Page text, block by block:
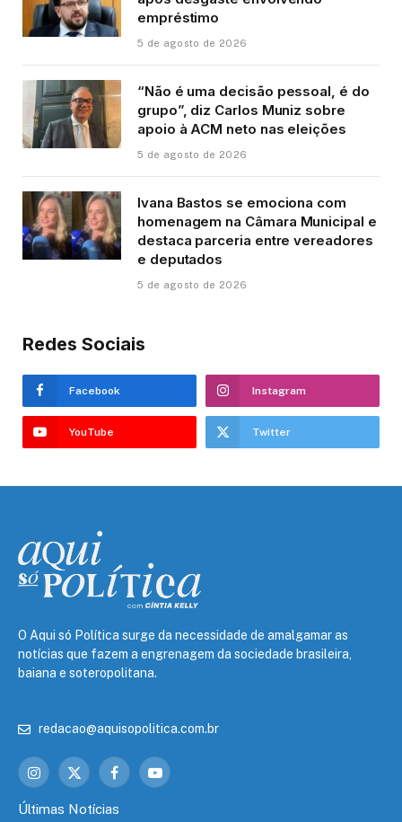
empréstimo
5 de agosto de 2026
“Não é uma decisão pessoal, é do
grupo”, diz Carlos Muniz sobre
apoio à ACM neto nas eleições
5 de agosto de 2026
Ivana Bastos se emociona com
homenagem na Câmara Municipal e
destaca parceria entre vereadores
e deputados
5 de agosto de 2026
Redes Sociais
Facebook Instagram
YouTube Twitter
O Aqui só Política surge da necessidade de amalgamar as
notícias que fazem a engrenagem da sociedade brasileira,
baiana e soteropolitana.
redacao@aquisopolitica.com.br
Instagram
X
FacebookYouTube
Últimas Notícias